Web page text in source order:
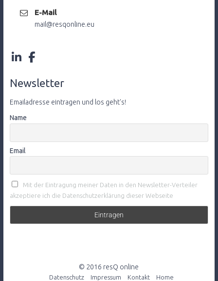
E-Mail
mail@resqonline.eu
Newsletter
Emailadresse eintragen und los geht's!
Name
Email
Mit der Eintragung meiner Daten in den Newsletter-Verteiler
akzeptiere ich die Datenschutzerklärung dieser Webseite
© 2016 resQ online
Datenschutz Impressum Kontakt Home